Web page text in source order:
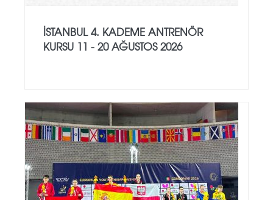
İSTANBUL 4. KADEME ANTRENÖR
KURSU 11 - 20 AĞUSTOS 2026